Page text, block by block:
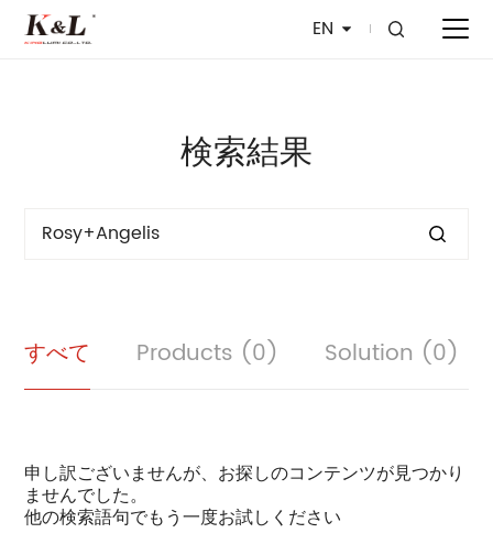
EN
検索結果
すべて Products (0) Solution (0)
申し訳ございませんが、お探しのコンテンツが見つかり
ませんでした。
他の検索語句でもう一度お試しください